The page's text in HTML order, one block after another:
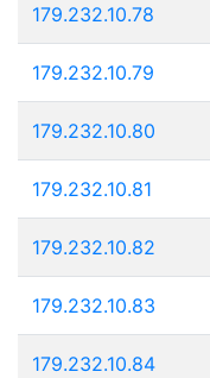
179.232.10.78
179.232.10.79
179.232.10.80
179.232.10.81
179.232.10.82
179.232.10.83
179.232.10.84